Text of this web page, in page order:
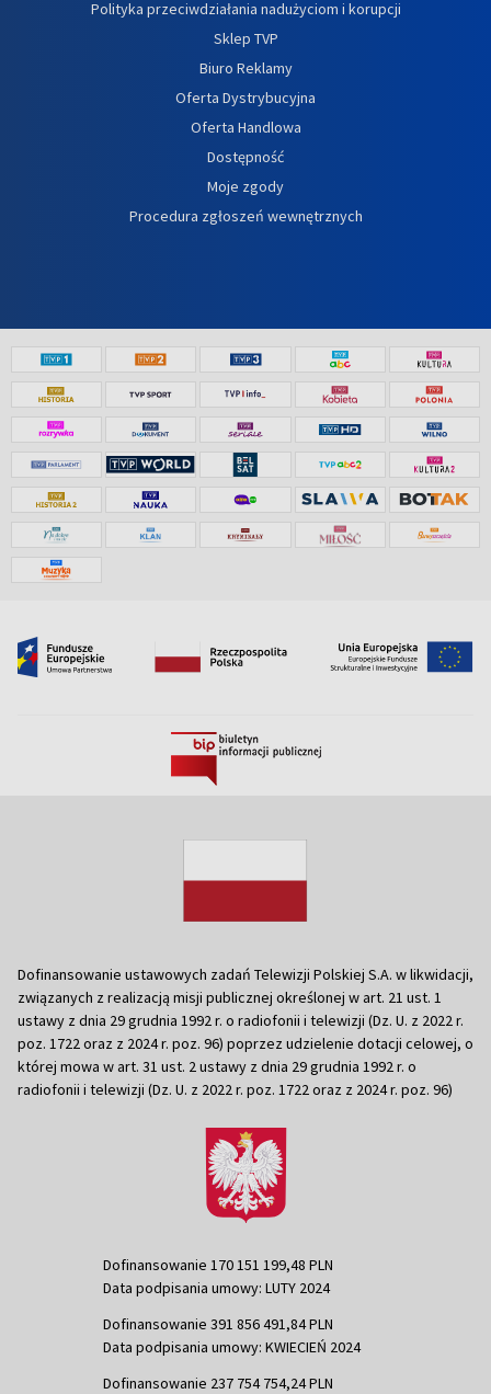
Polityka przeciwdziałania nadużyciom i korupcji
Sklep TVP
Biuro Reklamy
Oferta Dystrybucyjna
Oferta Handlowa
Dostępność
Moje zgody
Procedura zgłoszeń wewnętrznych
Dofinansowanie ustawowych zadań Telewizji Polskiej S.A. w likwidacji,
związanych z realizacją misji publicznej określonej w art. 21 ust. 1
ustawy z dnia 29 grudnia 1992 r. o radiofonii i telewizji (Dz. U. z 2022 r.
poz. 1722 oraz z 2024 r. poz. 96) poprzez udzielenie dotacji celowej, o
której mowa w art. 31 ust. 2 ustawy z dnia 29 grudnia 1992 r. o
radiofonii i telewizji (Dz. U. z 2022 r. poz. 1722 oraz z 2024 r. poz. 96)
Dofinansowanie 170 151 199,48 PLN
Data podpisania umowy: LUTY 2024
Dofinansowanie 391 856 491,84 PLN
Data podpisania umowy: KWIECIEŃ 2024
Dofinansowanie 237 754 754,24 PLN